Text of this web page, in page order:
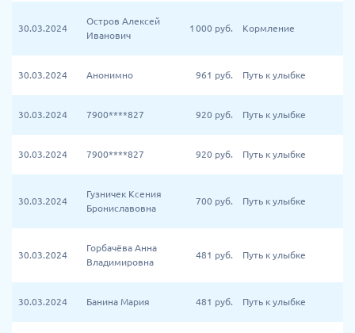
30.03.2024
Остров Алексей
Иванович
1 000 руб. Кормление
30.03.2024 Анонимно 961 руб. Путь к улыбке
30.03.2024 7900****827 920 руб. Путь к улыбке
30.03.2024 7900****827 920 руб. Путь к улыбке
30.03.2024
Гузничек Ксения
Брониславовна
700 руб. Путь к улыбке
30.03.2024
Горбачёва Анна
Владимировна
481 руб. Путь к улыбке
30.03.2024 Банина Мария 481 руб. Путь к улыбке